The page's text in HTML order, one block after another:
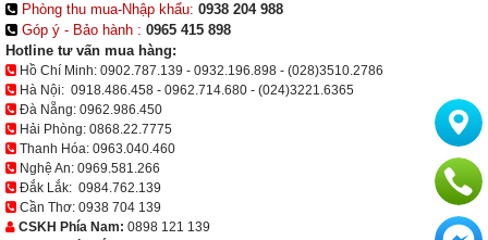
Phòng thu mua-Nhập khẩu: 0938 204 988
Góp ý - Bảo hành : 0965 415 898
Hotline tư vấn mua hàng:
Hồ Chí Minh: 0902.787.139 - 0932.196.898 - (028)3510.2786
Hà Nội: 0918.486.458 - 0962.714.680 - (024)3221.6365
Đà Nẵng: 0962.986.450
Hải Phòng: 0868.22.7775
Thanh Hóa: 0963.040.460
Nghệ An: 0969.581.266
Đắk Lắk: 0984.762.139
Cần Thơ: 0938 704 139
CSKH Phía Nam: 0898 121 139